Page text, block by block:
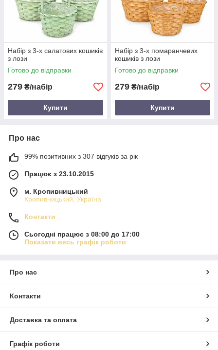
Набір з 3-х салатових кошиків
з лози
Готово до відправки
279 ₴/набір
Купити
Набір з 3-х помаранчевих
кошиків з лози
Готово до відправки
279 ₴/набір
Купити
Про нас
99% позитивних з 307 відгуків за рік
Працює з 23.10.2015
м. Кропивницький
Кропивницький, Україна
Контакти
Сьогодні працює з 08:00 до 17:00
Показати весь графік роботи
Про нас
Контакти
Доставка та оплата
Графік роботи